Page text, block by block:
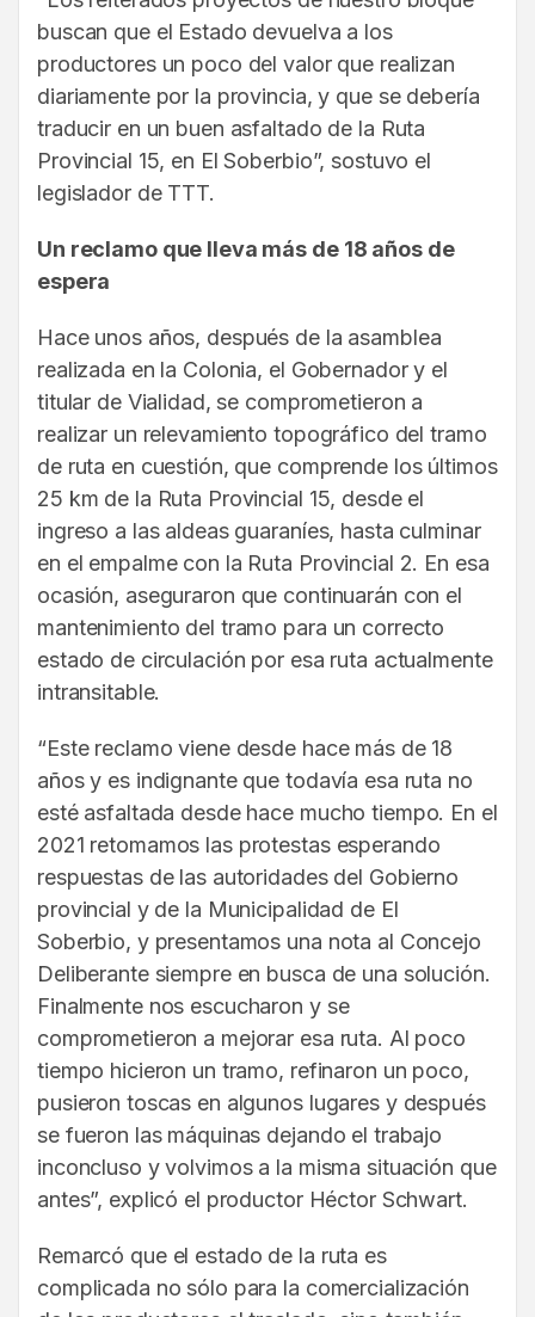
buscan que el Estado devuelva a los
productores un poco del valor que realizan
diariamente por la provincia, y que se debería
traducir en un buen asfaltado de la Ruta
Provincial 15, en El Soberbio”, sostuvo el
legislador de TTT.
Un reclamo que lleva más de 18 años de
espera
Hace unos años, después de la asamblea
realizada en la Colonia, el Gobernador y el
titular de Vialidad, se comprometieron a
realizar un relevamiento topográfico del tramo
de ruta en cuestión, que comprende los últimos
25 km de la Ruta Provincial 15, desde el
ingreso a las aldeas guaraníes, hasta culminar
en el empalme con la Ruta Provincial 2. En esa
ocasión, aseguraron que continuarán con el
mantenimiento del tramo para un correcto
estado de circulación por esa ruta actualmente
intransitable.
“Este reclamo viene desde hace más de 18
años y es indignante que todavía esa ruta no
esté asfaltada desde hace mucho tiempo. En el
2021 retomamos las protestas esperando
respuestas de las autoridades del Gobierno
provincial y de la Municipalidad de El
Soberbio, y presentamos una nota al Concejo
Deliberante siempre en busca de una solución.
Finalmente nos escucharon y se
comprometieron a mejorar esa ruta. Al poco
tiempo hicieron un tramo, refinaron un poco,
pusieron toscas en algunos lugares y después
se fueron las máquinas dejando el trabajo
inconcluso y volvimos a la misma situación que
antes”, explicó el productor Héctor Schwart.
Remarcó que el estado de la ruta es
complicada no sólo para la comercialización